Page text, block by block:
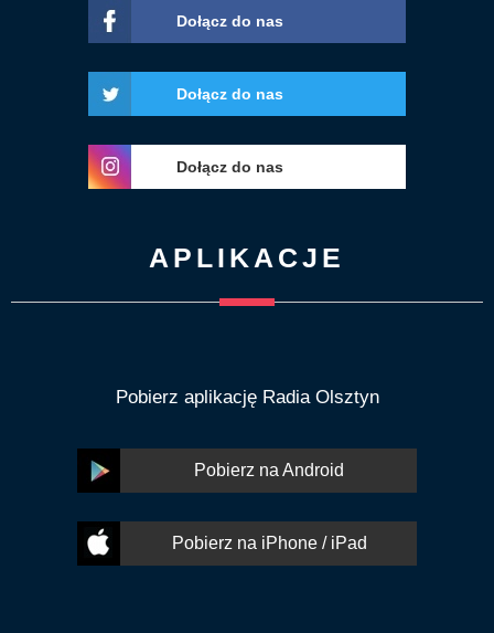
Dołącz do nas
Dołącz do nas
Dołącz do nas
APLIKACJE
Pobierz aplikację Radia Olsztyn
Pobierz na Android
Pobierz na iPhone / iPad